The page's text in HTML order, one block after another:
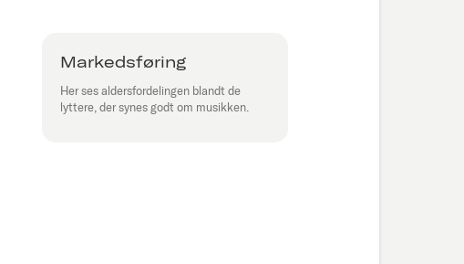
Markedsføring
Her ses aldersfordelingen blandt de
lyttere, der synes godt om musikken.